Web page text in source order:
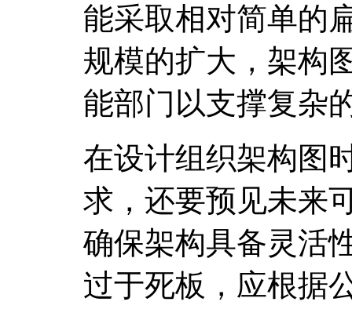
能采取相对简单的
规模的扩大，架构
能部门以支撑复杂
在设计组织架构图
求，还要预见未来
确保架构具备灵活
过于死板，应根据